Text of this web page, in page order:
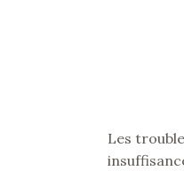
Les